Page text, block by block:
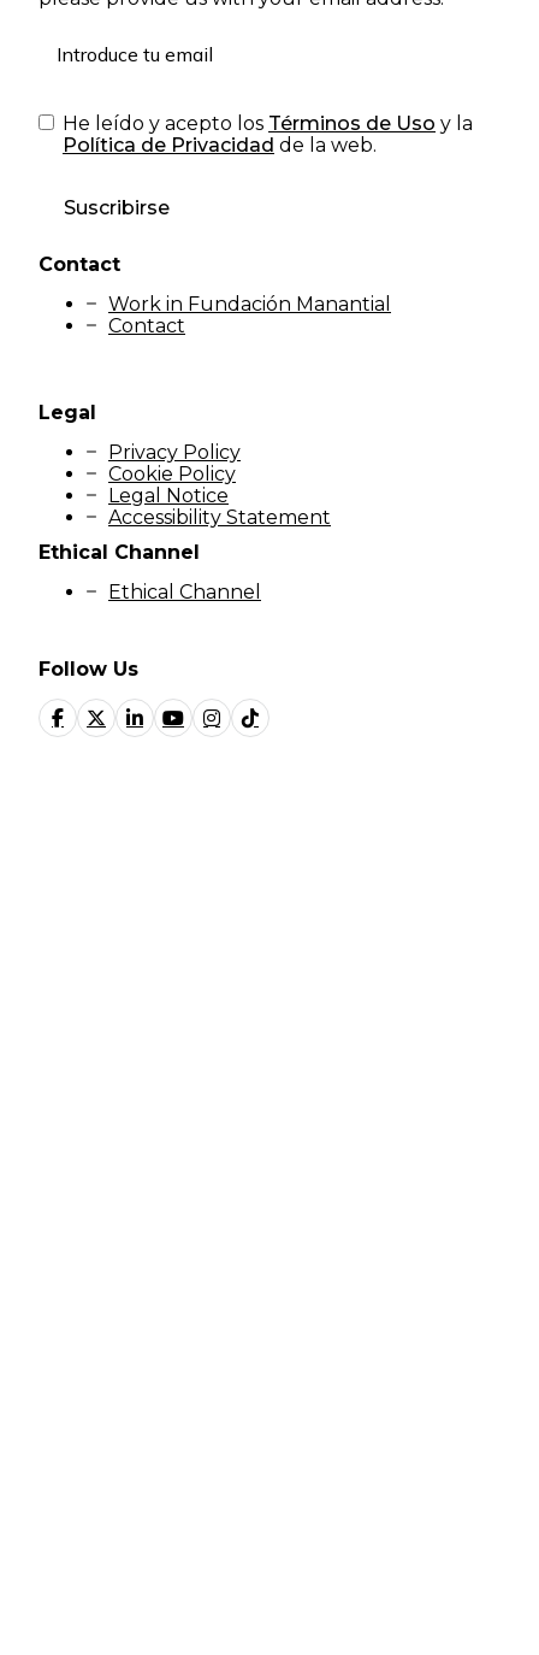
He leído y acepto los Términos de Uso y la
Política de Privacidad de la web.
Suscribirse
Contact
Work in Fundación Manantial
Contact
Legal
Privacy Policy
Cookie Policy
Legal Notice
Accessibility Statement
Follow Us
Ethical Channel
Ethical Channel